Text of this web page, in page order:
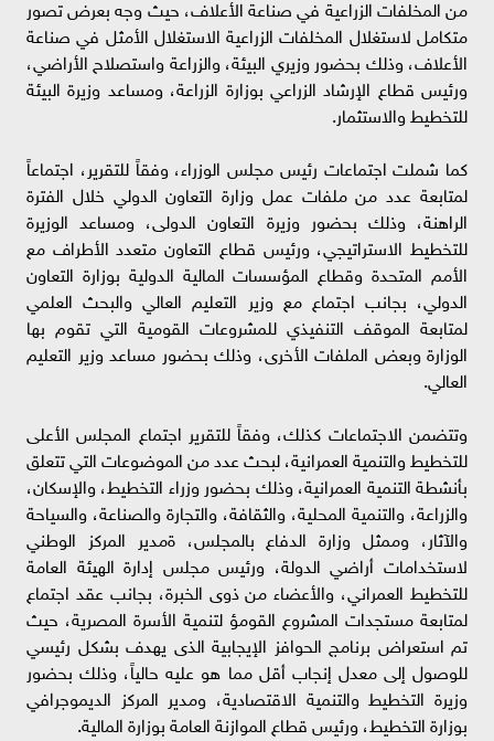
من المخلفات الزراعية في صناعة الأعلاف، حيث وجه بعرض تصور
متكامل لاستغلال المخلفات الزراعية الاستغلال الأمثل في صناعة
الأعلاف، وذلك بحضور وزيري البيئة، والزراعة واستصلاح الأراضي،
ورئيس قطاع الإرشاد الزراعي بوزارة الزراعة، ومساعد وزيرة البيئة
للتخطيط والاستثمار.
كما شملت اجتماعات رئيس مجلس الوزراء، وفقاً للتقرير، اجتماعاً
لمتابعة عدد من ملفات عمل وزارة التعاون الدولي خلال الفترة
الراهنة، وذلك بحضور وزيرة التعاون الدولى، ومساعد الوزيرة
للتخطيط الاستراتيجي، ورئيس قطاع التعاون متعدد الأطراف مع
الأمم المتحدة وقطاع المؤسسات المالية الدولية بوزارة التعاون
الدولي، بجانب اجتماع مع وزير التعليم العالي والبحث العلمي
لمتابعة الموقف التنفيذي للمشروعات القومية التي تقوم بها
الوزارة وبعض الملفات الأخرى، وذلك بحضور مساعد وزير التعليم
العالي.
وتتضمن الاجتماعات كذلك، وفقاً للتقرير اجتماع المجلس الأعلى
للتخطيط والتنمية العمرانية، لبحث عدد من الموضوعات التي تتعلق
بأنشطة التنمية العمرانية، وذلك بحضور وزراء التخطيط، والإسكان،
والزراعة، والتنمية المحلية، والثقافة، والتجارة والصناعة، والسياحة
والآثار، وممثل وزارة الدفاع بالمجلس، ةمدير المركز الوطني
لاستخدامات أراضي الدولة، ورئيس مجلس إدارة الهيئة العامة
للتخطيط العمراني، والأعضاء من ذوى الخبرة، بجانب عقد اجتماع
لمتابعة مستجدات المشروع القومؤ لتنمية الأسرة المصرية، حيث
تم استعراض برنامج الحوافز الإيجابية الذى يهدف بشكل رئيسي
للوصول إلى معدل إنجاب أقل مما هو عليه حالياً، وذلك بحضور
وزيرة التخطيط والتنمية الاقتصادية، ومدير المركز الديموجرافي
بوزارة التخطيط، ورئيس قطاع الموازنة العامة بوزارة المالية.